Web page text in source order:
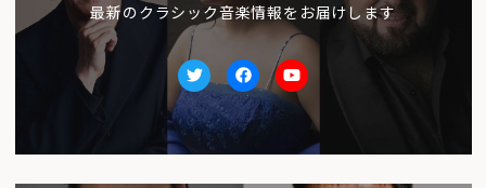
最新のクラシック音楽情報をお届けします
TwitterfacebookYoutube